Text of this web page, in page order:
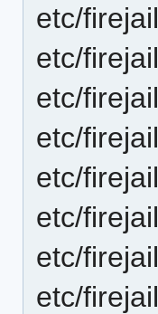
etc/
etc/
etc/
etc/
etc/
etc/
etc/
etc/